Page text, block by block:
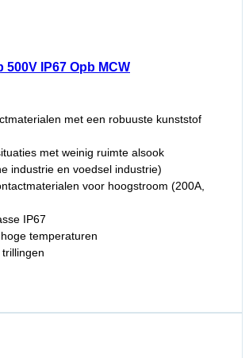
500V IP67 Opb MCW
met een robuuste kunststof
met weinig ruimte alsook
industrie en voedsel industrie)
voor hoogstroom (200A,
IP67
temperaturen